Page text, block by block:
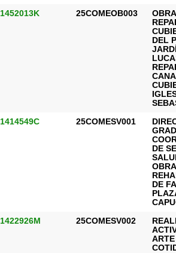
1452013K 25COMEOB003
DEL
1414549C 25COMESV001
DE
DE
1422926M 25COMESV002